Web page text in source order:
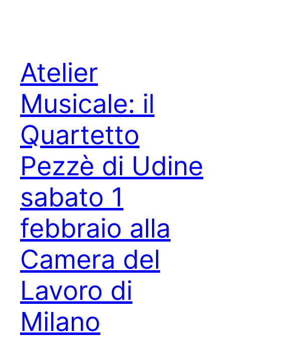
Atelier
Musicale: il
Quartetto
Pezzè di Udine
sabato 1
febbraio alla
Camera del
Lavoro di
Milano